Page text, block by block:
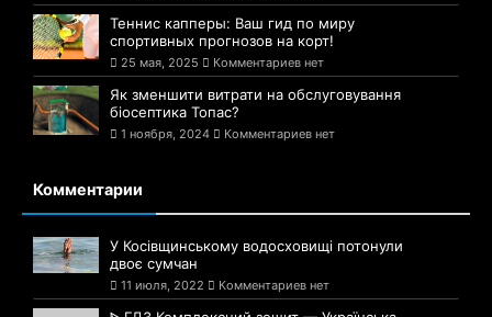
Теннис капперы: Ваш гид по миру
спортивных прогнозов на корт!
25 мая, 2025 Комментариев нет
Як зменшити витрати на обслуговування
біосептика Топас?
1 ноября, 2024 Комментариев нет
Комментарии
У Косівщинському водосховищі потонули
двоє сумчан
11 июля, 2022 Комментариев нет